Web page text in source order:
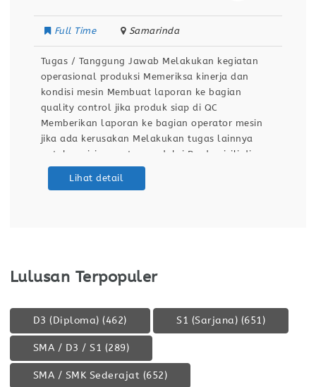
Full Time Samarinda
Tugas / Tanggung Jawab Melakukan kegiatan
operasional produksi Memeriksa kinerja dan
kondisi mesin Membuat laporan ke bagian
quality control jika produk siap di QC
Memberikan laporan ke bagian operator mesin
jika ada kerusakan Melakukan tugas lainnya
untuk posisi operator produksi Berdomisili di
Samarinda Kualifikasi / Persyaratan Pendidikan
Lihat detail
Lulusan Terpopuler
D3 (Diploma) (462) S1 (Sarjana) (651)
SMA / D3 / S1 (289)
SMA / SMK Sederajat (652)